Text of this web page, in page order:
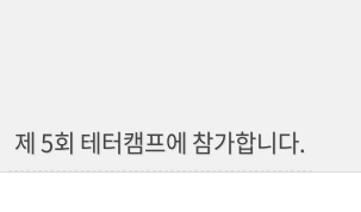
제 5회 테터캠프에 참가합니다.